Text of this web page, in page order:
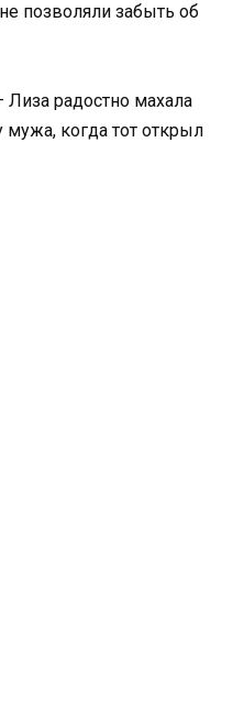
позволяли забыть об
Лиза радостно махала
мужа, когда тот открыл